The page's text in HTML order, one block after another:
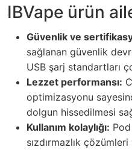
IBVape ürün
Güvenlik ve
sağlanan güvenlik
USB şarj standartları
Lezzet performansı:
optimizasyonu
dolgun hissedilmesi
Kullanım kolaylığı:
sızdırmazlık